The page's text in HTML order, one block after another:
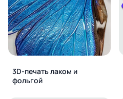
3D-печать лаком и
фольгой